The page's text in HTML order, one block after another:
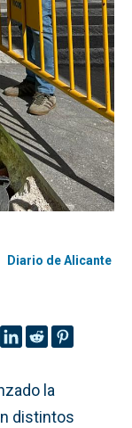
Diario de Alicante
la
distintos